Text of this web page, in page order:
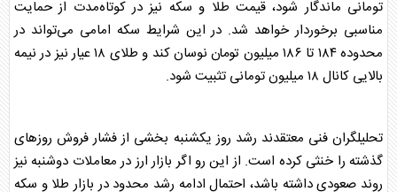
تومانی ماندگار شود، قیمت طلا و سکه نیز در کوتاه‌مدت از حمایت
مناسبی برخوردار خواهد شد. در این شرایط سکه امامی می‌تواند در
محدوده ۱۸۴ تا ۱۸۶ میلیون تومان نوسان کند و
طلا
ی ۱۸ عیار نیز در نیمه
بالایی کانال ۱۸ میلیون تومانی تثبیت شود.
تحلیلگران فنی معتقدند رشد روز یکشنبه بخشی از فشار فروش روز‌های
گذشته را خنثی کرده است. از این رو اگر بازار ارز در معاملات دوشنبه نیز
روند صعودی داشته باشد، احتمال ادامه رشد محدود در بازار طلا و سکه